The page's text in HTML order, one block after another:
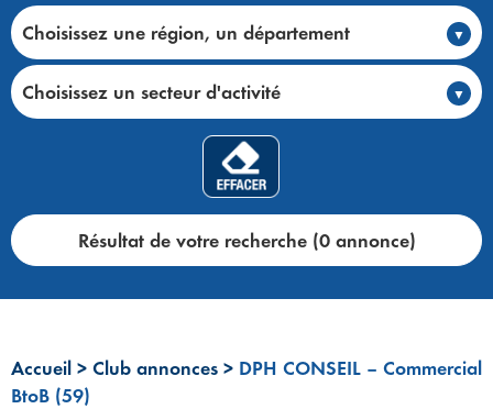
Choisissez une région, un département
Choisissez un secteur d'activité
Résultat de votre recherche (0 annonce)
Accueil > Club annonces > DPH CONSEIL – Commercial
BtoB (59)